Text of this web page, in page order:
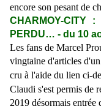
encore son pesant de
CHARMOY-CITY
PERDU… - du 10
Les fans de Marcel
vingtaine d'articles
cru à l'aide du lien ci-
Claudi s'est permis de
2019 désormais entrée